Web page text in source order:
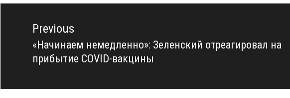
Навигация
записямPrevious
Previous
post:
«Начинаем немедленно»: Зеленский отреагировал на
прибытие COVID-вакцины